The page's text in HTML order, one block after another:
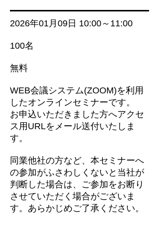
2026年01月09 日 10:00～11:00
100名
無料
WEB会議システム(ZOOM)を利用
したオンラインセミナーです。
お申込いただきました方へアクセ
ス用URLをメール送付いたしま
す。
同業他社の方など、本セミナーへ
の参加がふさわしくないと当社が
判断した場合は、ご参加をお断り
させていただく場合がございま
す。あらかじめご了承ください。